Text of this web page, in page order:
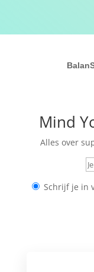
Mind
Alles over
Schrijf je in